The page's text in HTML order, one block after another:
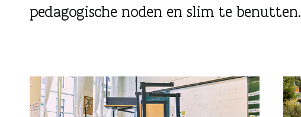
pedagogische noden en slim te benutten.